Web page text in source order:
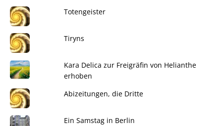
Totengeister
Tiryns
Kara Delica zur Freigräfin von Helianthe
erhoben
Abizeitungen, die Dritte
Ein Samstag in Berlin